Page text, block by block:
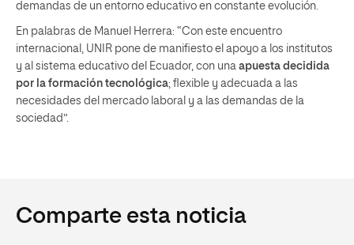
demandas de un entorno educativo en constante evolución.
En palabras de Manuel Herrera: “Con este encuentro
internacional, UNIR pone de manifiesto el apoyo a los institutos
y al sistema educativo del Ecuador, con una apuesta decidida
por la formación tecnológica; flexible y adecuada a las
necesidades del mercado laboral y a las demandas de la
sociedad”.
Comparte esta noticia